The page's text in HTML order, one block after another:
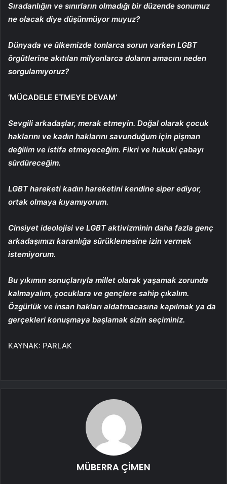
Sıradanlığın ve sınırların olmadığı bir düzende sonumuz
ne olacak diye düşünmüyor muyuz?
Dünyada ve ülkemizde tonlarca sorun varken LGBT
örgütlerine akıtılan milyonlarca doların amacını neden
sorgulamıyoruz?
‘MÜCADELE ETMEYE DEVAM’
Sevgili arkadaşlar, merak etmeyin. Doğal olarak çocuk
haklarını ve kadın haklarını savunduğum için pişman
değilim ve istifa etmeyeceğim. Fikri ve hukuki çabayı
sürdüreceğim.
LGBT hareketi kadın hareketini kendine siper ediyor,
ortak olmaya kıyamıyorum.
Cinsiyet ideolojisi ve LGBT aktivizminin daha fazla genç
arkadaşımızı karanlığa sürüklemesine izin vermek
istemiyorum.
Bu yıkımın sonuçlarıyla millet olarak yaşamak zorunda
kalmayalım, çocuklara ve gençlere sahip çıkalım.
Özgürlük ve insan hakları aldatmacasına kapılmak ya da
gerçekleri konuşmaya başlamak sizin seçiminiz.
KAYNAK: PARLAK
MÜBERRA ÇİMEN